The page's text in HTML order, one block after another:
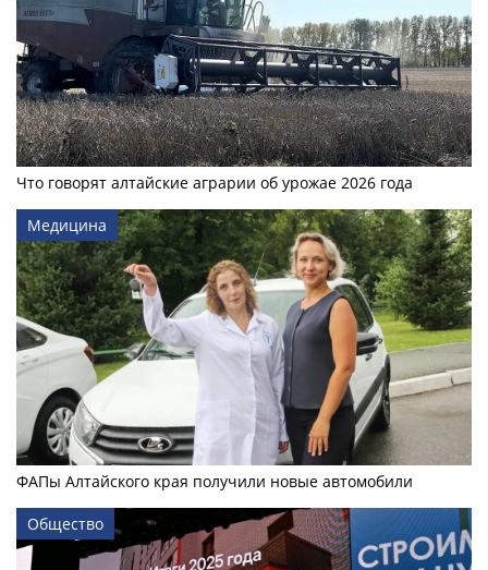
Что говорят алтайские аграрии об урожае 2026 года
Медицина
ФАПы Алтайского края получили новые автомобили
Общество